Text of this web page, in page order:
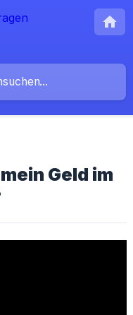
Geld im